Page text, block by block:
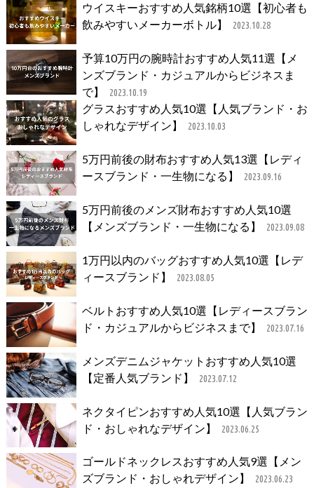
ウイスキーおすすめ人気銘柄10選【初心者も
飲みやすいメーカーボトル】
2023.10.28
予算10万円の腕時計おすすめ人気11選【メ
ンズブランド・カジュアルからビジネスま
で】
2023.10.19
グラスおすすめ人気10選【人気ブランド・お
しゃれなデザイン】
2023.10.03
5万円前後の財布おすすめ人気13選【レディ
ースブランド・一生物になる】
2023.09.16
5万円前後のメンズ財布おすすめ人気10選
【メンズブランド・一生物になる】
2023.09.08
1万円以内のバッグおすすめ人気10選【レデ
ィースブランド】
2023.08.05
ベルトおすすめ人気10選【レディースブラン
ド・カジュアルからビジネスまで】
2023.07.16
メンズデニムジャケットおすすめ人気10選
【定番人気ブランド】
2023.07.12
ネクタイピンおすすめ人気10選【人気ブラン
ド・おしゃれなデザイン】
2023.06.25
ゴールドネックレスおすすめ人気9選【メン
ズブランド・おしゃれデザイン】
2023.06.23